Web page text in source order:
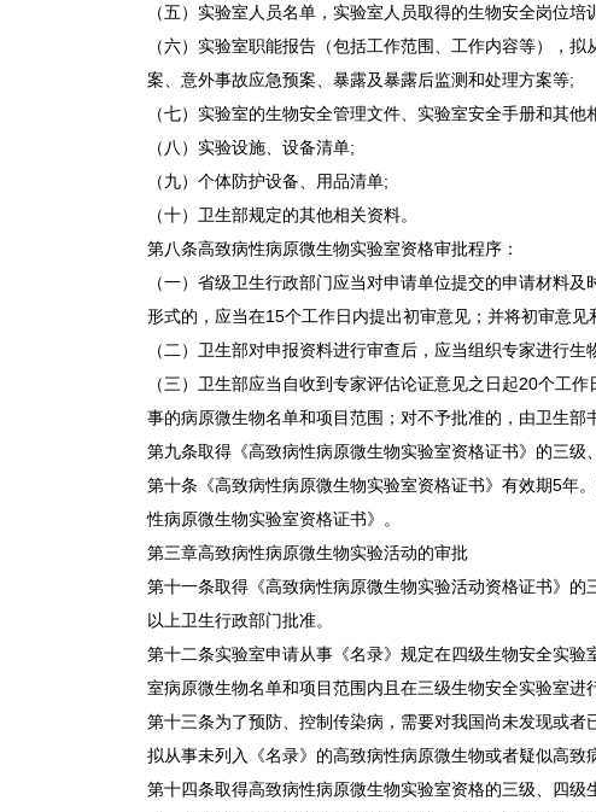
（五）实验室人员名单，实验室人员取得的生物安全岗位
（六）实验室职能报告（包括工作范围、工作内容等），
案、意外事故应急预案、暴露及暴露后监测和处理方案等;
（七）实验室的生物安全管理文件、实验室安全手册和其他
（八）实验设施、设备清单;
（九）个体防护设备、用品清单;
（十）卫生部规定的其他相关资料。
第八条高致病性病原微生物实验室资格审批程序：
（一）省级卫生行政部门应当对申请单位提交的申请材料
形式的，应当在15个工作日内提出初审意见；并将初审意见
（二）卫生部对申报资料进行审查后，应当组织专家进行
（三）卫生部应当自收到专家评估论证意见之日起20个工
事的病原微生物名单和项目范围；对不予批准的，由卫生部
第九条取得《高致病性病原微生物实验室资格证书》的三
第十条《高致病性病原微生物实验室资格证书》有效期5年
性病原微生物实验室资格证书》。
第三章高致病性病原微生物实验活动的审批
第十一条取得《高致病性病原微生物实验活动资格证书》
以上卫生行政部门批准。
第十二条实验室申请从事《名录》规定在四级生物安全实
室病原微生物名单和项目范围内且在三级生物安全实验室进
第十三条为了预防、控制传染病，需要对我国尚未发现或
拟从事未列入《名录》的高致病性病原微生物或者疑似高
第十四条取得高致病性病原微生物实验室资格的三级、四